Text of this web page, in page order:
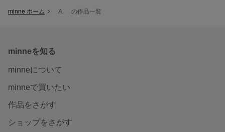
minne ホーム A. の作品一覧
minneを知る
minneについて
minneで買いたい
作品をさがす
ショップをさがす